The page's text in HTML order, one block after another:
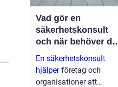
Vad gör en
säkerhetskonsult
och när behöver du
en?
En säkerhetskonsult
hjälperföretag och
organisationer att